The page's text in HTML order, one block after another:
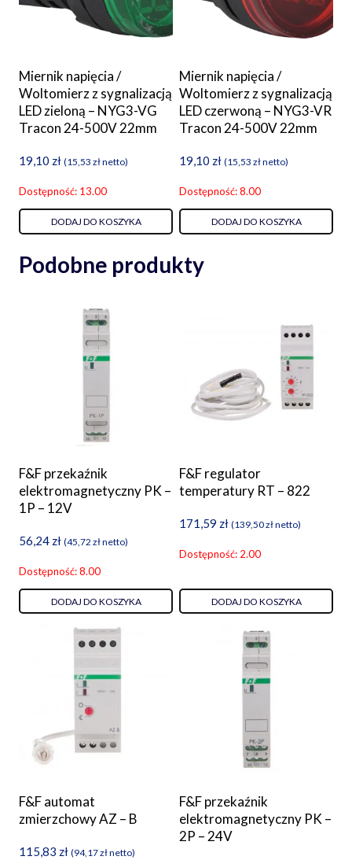
Miernik napięcia /
Woltomierz z sygnalizacją
LED zieloną – NYG3-VG
Tracon 24-500V 22mm
19,10 zł (15,53 złnetto)
Dostępność: 13.00
DODAJ DO KOSZYKA
Miernik napięcia /
Woltomierz z sygnalizacją
LED czerwoną – NYG3-VR
Tracon 24-500V 22mm
19,10 zł (15,53 złnetto)
Dostępność: 8.00
DODAJ DO KOSZYKA
Podobne produkty
F&F przekaźnik
elektromagnetyczny PK –
1P – 12V
56,24 zł (45,72 złnetto)
Dostępność: 8.00
DODAJ DO KOSZYKA
F&F regulator
temperatury RT – 822
171,59 zł (139,50złnetto)
Dostępność: 2.00
DODAJ DO KOSZYKA
F&F automat
zmierzchowy AZ – B
115,83 zł (94,17złnetto)
F&F przekaźnik
elektromagnetyczny PK –
2P – 24V